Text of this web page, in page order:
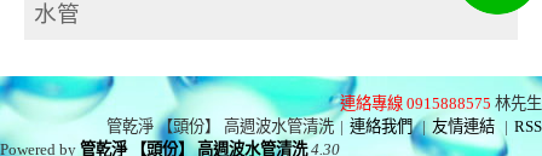
水管
連絡專線 0915888575 林先生
管乾淨 【頭份】 高週波水管清洗 | 連絡我們 | 友情連結 | RSS
Powered by管乾淨 【頭份】 高週波水管清洗 4.30